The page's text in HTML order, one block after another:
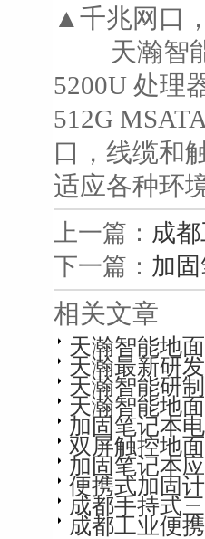
▲千兆网口
天瀚智能
5200U 处理
512G
口，线缆和
适应各种环
上一篇： 成
下一篇： 加
相关文章
天瀚智能地
天瀚最新研
天瀚智能研
天瀚智能地
加固笔记本
双屏触控地
加固笔记本
便携式加固
成都手持式
成都工业便